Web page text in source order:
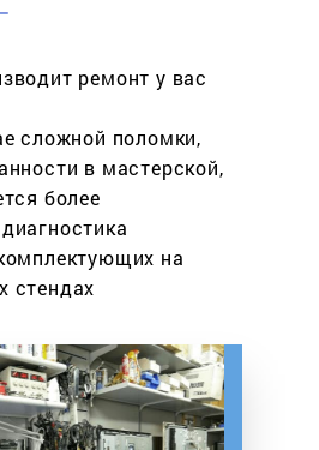
ремонт у вас
сложной поломки,
в мастерской,
более
на
стендах